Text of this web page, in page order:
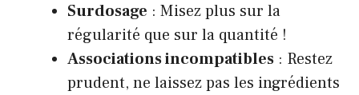
Surdosage : Misez plus sur la
régularité que sur la quantité !
Associations incompatibles : Restez
prudent, ne laissez pas les ingrédients